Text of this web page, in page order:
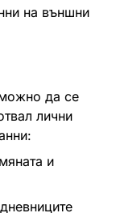
на външни
да се
лични
и